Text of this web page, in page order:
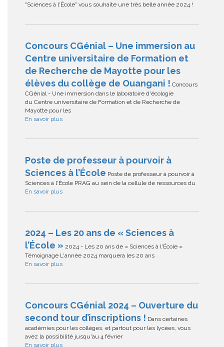
"Sciences à l'École" vous souhaite une très belle année 2024 !
Concours CGénial – Une immersion au
Centre universitaire de Formation et
de Recherche de Mayotte pour les
élèves du collège de Ouangani ! Concours
CGénial - Une immersion dans le laboratoire d'écologie
du Centre universitaire de Formation et de Recherche de
Mayotte pour les
En savoir plus
Poste de professeur à pourvoir à
Sciences à l’École Poste de professeur à pourvoir à
Sciences à l'École PRAG au sein de la cellule de ressources du
En savoir plus
2024 – Les 20 ans de « Sciences à
l’École » 2024 - Les 20 ans de « Sciences à l'École »
Témoignage L'année 2024 marquera les 20 ans
En savoir plus
Concours CGénial 2024 – Ouverture du
second tour d’inscriptions ! Dans certaines
académies pour les collèges, et partout pour les lycées, vous
avez la possibilité jusqu'au 4 février
En savoir plus